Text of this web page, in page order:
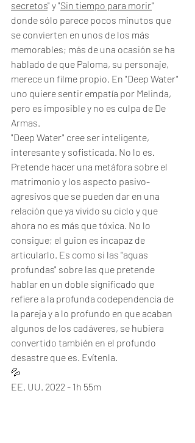
secretos" y "Sin tiempo para morir"
donde sólo parece pocos minutos que
se convierten en unos de los más
memorables; más de una ocasión se ha
hablado de que Paloma, su personaje,
merece un filme propio. En "Deep Water"
uno quiere sentir empatía por Melinda,
pero es imposible y no es culpa de De
Armas.
"Deep Water" cree ser inteligente,
interesante y sofisticada. No lo es.
Pretende hacer una metáfora sobre el
matrimonio y los aspecto pasivo-
agresivos que se pueden dar en una
relación que ya vivido su ciclo y que
ahora no es más que tóxica. No lo
consigue; el guion es incapaz de
articularlo. Es como si las "aguas
profundas" sobre las que pretende
hablar en un doble significado que
refiere a la profunda codependencia de
la pareja y a lo profundo en que acaban
algunos de los cadáveres, se hubiera
convertido también en el profundo
desastre que es. Evítenla.
💦
EE. UU. 2022 - 1h 55m